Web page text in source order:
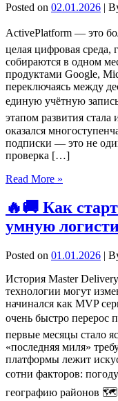
Posted on 02.01.2026 |
ActivePlatform — это
целая цифровая среда,
собираются в одном
продуктами Google,
переключаясь между
единую учётную
этапом развития
оказался
подписки — это не
проверка […]
Read More »
🔥🚚 Как
умную
Posted on 01.01.2026 |
История Master
технологии могут
начинался как MVP
очень быстро перерос
первые месяцы стало
«последняя миля»
платформы лежит
сотни факторов:
географию районов 🗺️